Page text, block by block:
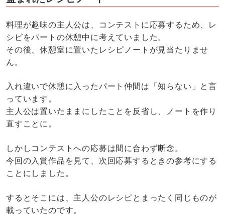
料理が趣味の主人公は、コンテストに応募するため、レ
シピをパートの休憩中に考えていました。
その後、休憩室に置いたレシピノートが見当たりませ
ん。
入れ違いで休憩に入ったパート仲間は「知らない」と言
っています。
主人公は置いたままにしたことを反省し、ノートを作り
直すことに。
しかしコンテストへの応募は間に合わず断念。
今回の入賞作品を見て、次回応募するときの参考にする
ことにしました。
するとそこには、主人公のレシピとまったく同じものが
載っていたのです。